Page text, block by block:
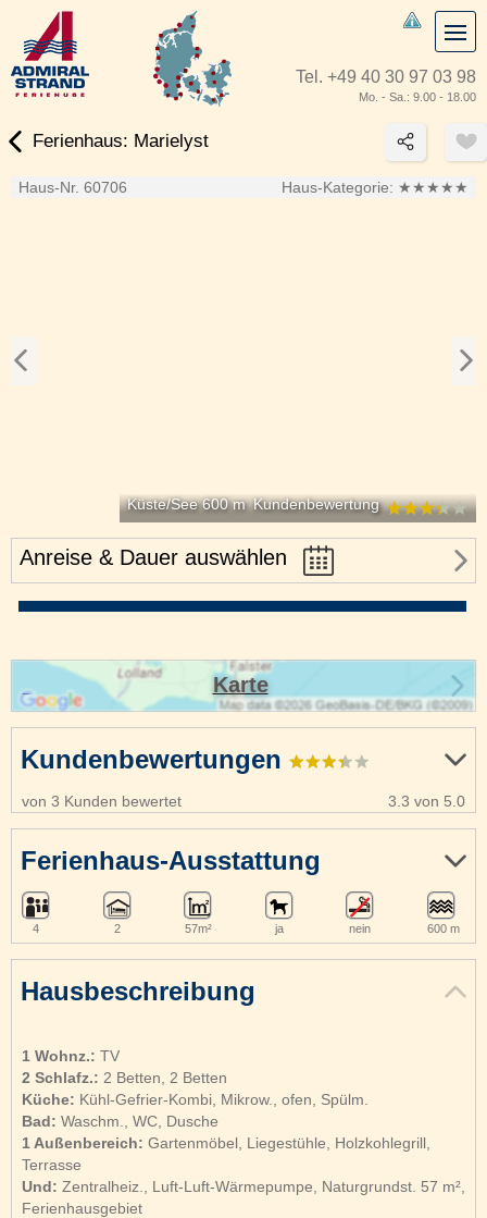
Tel. +49 40 30 97 03 98
Mo. - Sa.: 9.00 - 18.00
Ferienhaus: Marielyst
Haus-Nr. 60706 Haus-Kategorie: ★★★★★
Küste/See 600 m Kundenbewertung
Anreise & Dauer auswählen
Hausbeschreibung
1 Wohnz.: TV
2 Schlafz.: 2 Betten, 2 Betten
Küche: Kühl-Gefrier-Kombi, Mikrow., ofen, Spülm.
Bad: Waschm., WC, Dusche
1 Außenbereich: Gartenmöbel, Liegestühle, Holzkohlegrill,
Terrasse
Und: Zentralheiz., Luft-Luft-Wärmepumpe, Naturgrundst. 57 m²,
Ferienhausgebiet
Kundenbewertungen
von 3 Kunden bewertet 3.3 von 5.0
Ferienhaus-Ausstattung
4 2 57m² ja nein 600 m
Karte